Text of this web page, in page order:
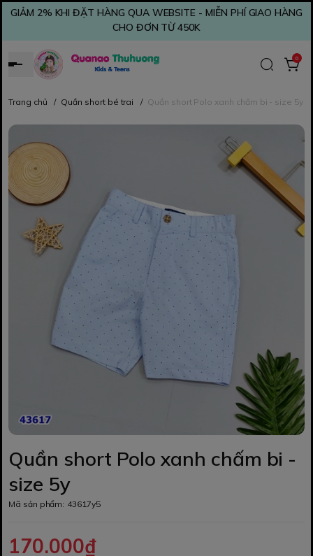
GIẢM 2% KHI ĐẶT HÀNG QUA WEBSITE - MIỄN PHÍ GIAO HÀNG
CHO ĐƠN TỪ 450K
0
Trang chủ / Quần short bé trai / Quần short Polo xanh chấm bi - size 5y
Quần short Polo xanh chấm bi -
size 5y
Mã sản phẩm: 43617y5
170.000₫